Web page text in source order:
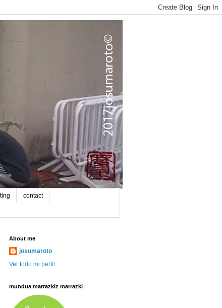
contact
About me
josumaroto
Ver todo mi perfil
mundua marrazkiz marrazki